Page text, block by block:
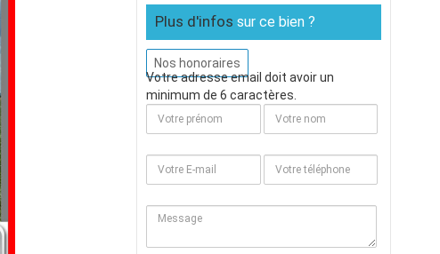
Plus d'infos sur ce bien ?
Nos honoraires
Votre adresse email doit avoir un
minimum de 6 caractères.